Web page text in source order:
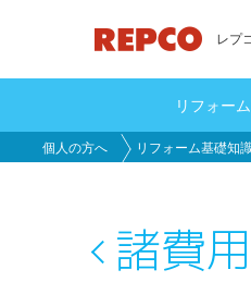
ン
ン
テ
レプ
main_customer
リフォー
個人の方へ リフォーム基礎知
諸費用